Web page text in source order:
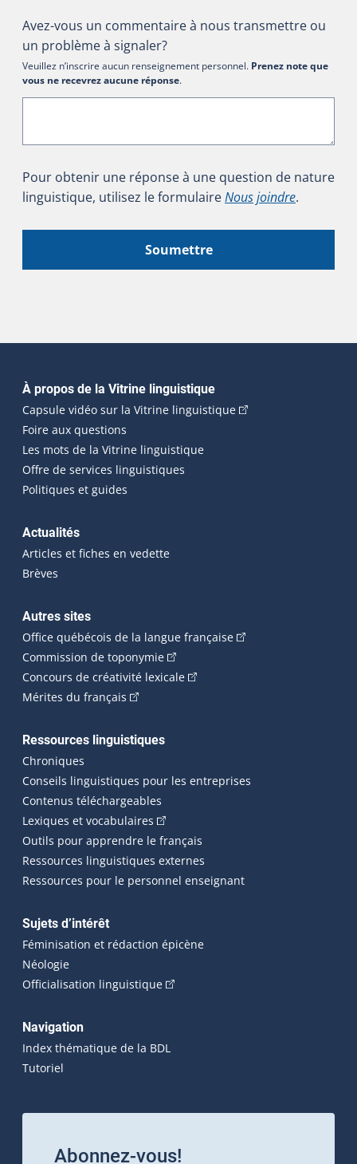
Avez-vous un commentaire à nous transmettre ou
un problème à signaler?
Veuillez n’inscrire aucun renseignement personnel. Prenez note que
vous ne recevrez aucune réponse.
Pour obtenir une réponse à une question de nature
linguistique, utilisez le formulaireNous joindre.
Soumettre
Navigation principale
À propos de la Vitrine linguistique
Capsule vidéo sur la Vitrine linguistique(Cet hyperlien
Foire aux questions
Les mots de la Vitrine linguistique
Offre de services linguistiques
Politiques et guides
Actualités
Articles et fiches en vedette
Brèves
Autres sites
Office québécois de la langue française(Cet hyperlien
Commission de toponymie(Cet hyperlien externe s'ouvrira
Concours de créativité lexicale(Cet hyperlien externe
Mérites du français (Cet hyperlien externe s'ouvrira dans une
Ressources linguistiques
Chroniques
Conseils linguistiques pour les entreprises
Contenus téléchargeables
Lexiques et vocabulaires (Cet hyperlien externe s'ouvrira
Outils pour apprendre le français
Ressources linguistiques externes
Ressources pour le personnel enseignant
Sujets d’intérêt
Féminisation et rédaction épicène
Néologie
Officialisation linguistique(Cet hyperlien externe s'ouvrira
Navigation
Index thématique de la BDL
Tutoriel
Abonnez-vous!